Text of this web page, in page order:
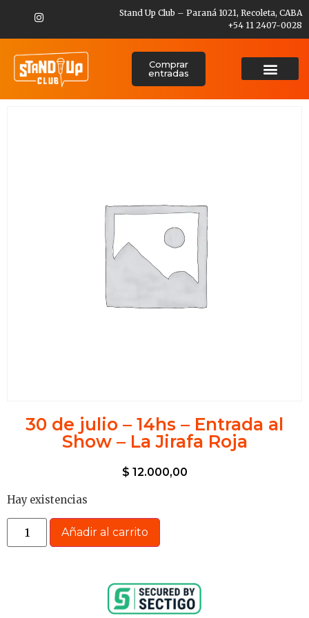
Stand Up Club – Paraná 1021, Recoleta, CABA
+54 11 2407-0028
Comprar
entradas
30 de julio – 14hs – Entrada al
Show – La Jirafa Roja
$ 12.000,00
Hay existencias
Añadir al carrito